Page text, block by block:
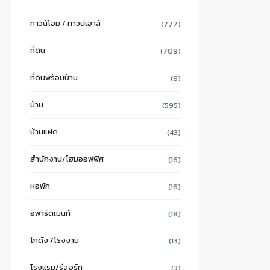
ทาวน์โฮม / ทาวน์เฮาส์ (777)
ที่ดิน (709)
ที่ดินพร้อมบ้าน (9)
บ้าน (595)
บ้านแฝด (43)
สำนักงาน/โฮมออฟฟิศ (16)
หอพัก (16)
อพาร์ตเมนท์ (18)
โกดัง /โรงงาน (13)
โรงแรม/รีสอร์ท